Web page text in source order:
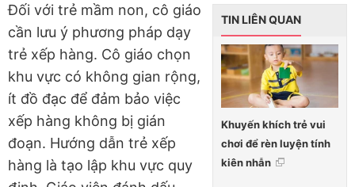
TIN LIÊN QUAN
Khuyến khích trẻ vui
chơi để rèn luyện tính
kiên nhẫn
Đối với trẻ mầm non, cô giáo
cần lưu ý phương pháp dạy
trẻ xếp hàng. Cô giáo chọn
khu vực có không gian rộng,
ít đồ đạc để đảm bảo việc
xếp hàng không bị gián
đoạn. Hướng dẫn trẻ xếp
hàng là tạo lập khu vực quy